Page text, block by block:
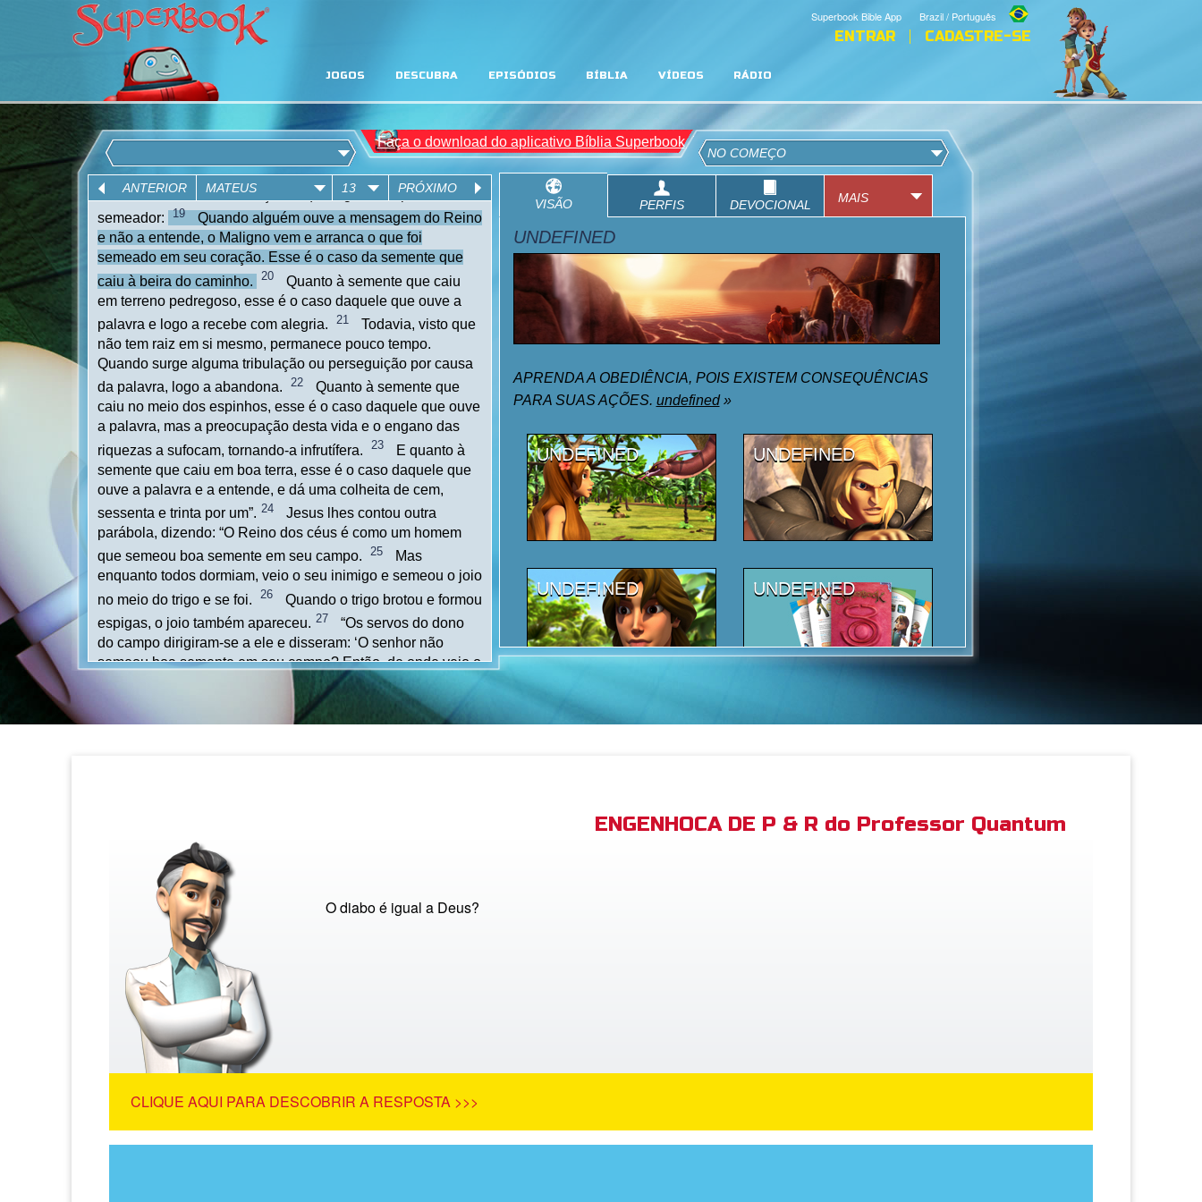
Brazil / Português
Superbook Bible App
ENTRAR CADASTRE-SE
JOGOS DESCUBRA EPISÓDIOS BÍBLIA VÍDEOS RÁDIO
ENGENHOCA DE P & R do Professor Quantum
O diabo é igual a Deus?
CLIQUE AQUI PARA DESCOBRIR A RESPOSTA >>>